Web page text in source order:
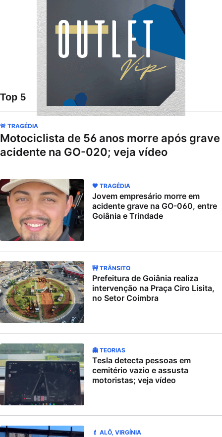
Top 5
🚨 TRAGÉDIA
Motociclista de 56 anos morre após grave
acidente na GO-020; veja vídeo
🖤 TRAGÉDIA
Jovem empresário morre em
acidente grave na GO-060, entre
Goiânia e Trindade
🚧 TRÂNSITO
Prefeitura de Goiânia realiza
intervenção na Praça Ciro Lisita,
no Setor Coimbra
👻 TEORIAS
Tesla detecta pessoas em
cemitério vazio e assusta
motoristas; veja vídeo
💄 ALÔ, VIRGÍNIA